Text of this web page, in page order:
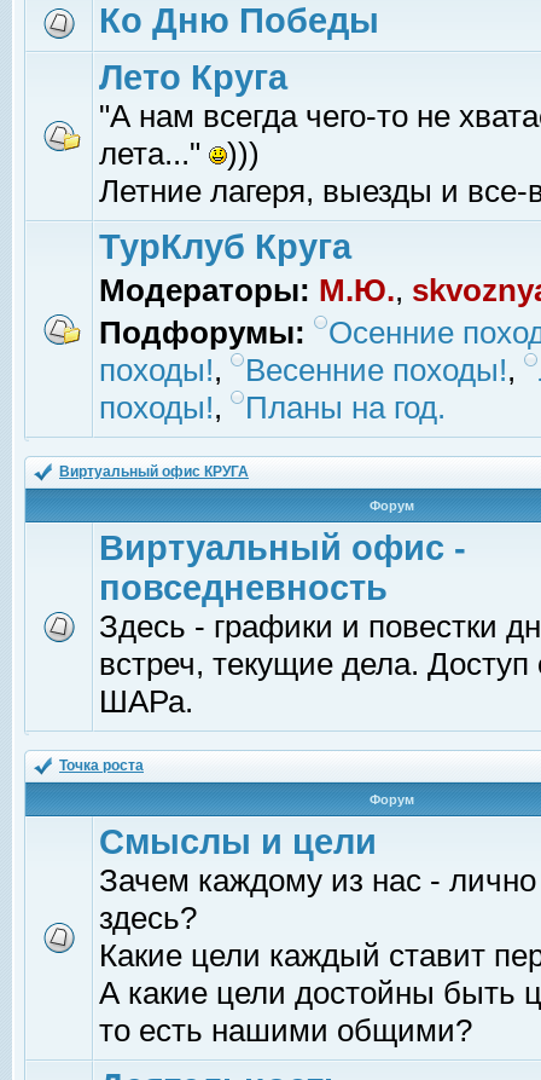
Ко Дню Победы
Лето Круга
"А нам всегда чего-то не
лета..."
)))
Летние лагеря, выезды и все-
ТурКлуб Круга
Модераторы: М.Ю.,
Подфорумы:
Осенние
походы!, Весенние походы!,
походы!, Планы на год.
Виртуальный офис КРУГА
Форум
Виртуальный офис -
повседневность
Здесь - графики и повестки
встреч, текущие дела.
ШАРа.
Точка роста
Форум
Смыслы и цели
Зачем каждому из нас -
здесь?
Какие цели каждый ставит
А какие цели достойны быть
то есть нашими общими?